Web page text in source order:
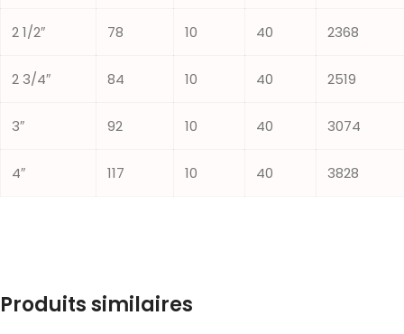
2 1/2″ 78 10 40 2368
2 3/4″ 84 10 40 2519
3″ 92 10 40 3074
4″ 117 10 40 3828
Produits similaires